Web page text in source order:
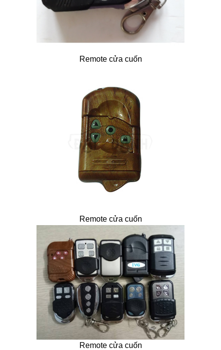
Remote cửa cuốn
Remote cửa cuốn
Remote cửa cuốn